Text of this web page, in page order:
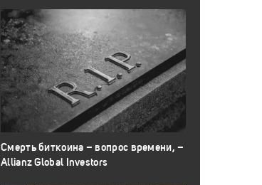
Смерть биткоина – вопрос времени, –
Allianz Global Investors